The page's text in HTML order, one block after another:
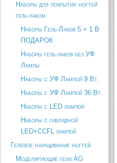
Наборы для покрытия ногтей
гель-лаком
Наборы Гель-Лаков 5 + 1 В
ПОДАРОК
Наборы гель-лаков без УФ
Лампы
Наборы с УФ Лампой 9 Вт.
Наборы с УФ Лампой 36 Вт.
Наборы с LED лампой
Наборы с гибридной
LED+CCFL лампой
Гелевое наращивание ногтей
Моделирующие гели AG